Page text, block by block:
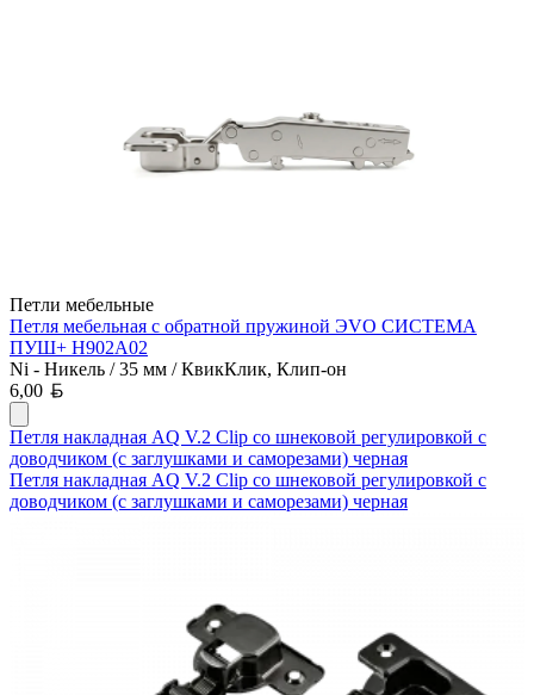
Петли мебельные
Петля мебельная с обратной пружиной ЭVO СИСТЕМА
ПУШ+ H902A02
Ni - Никель / 35 мм / КвикКлик, Клип-он
6,00
Петля накладная AQ V.2 Clip со шнековой регулировкой с
доводчиком (с заглушками и саморезами) черная
Петля накладная AQ V.2 Clip со шнековой регулировкой с
доводчиком (с заглушками и саморезами) черная